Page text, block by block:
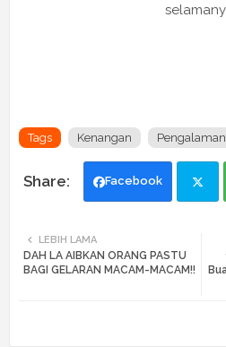
Tags Kenangan Pengalaman
Facebook
LEBIH LAMA
DAH LA AIBKAN ORANG PASTU
BAGI GELARAN MACAM-MACAM!!